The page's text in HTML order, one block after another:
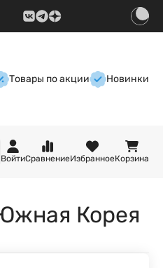
Товары по акции Новинки
ВойтиСравнениеИзбранноеКорзина
Корея